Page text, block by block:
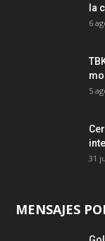
la
6
5
31
MENSAJES